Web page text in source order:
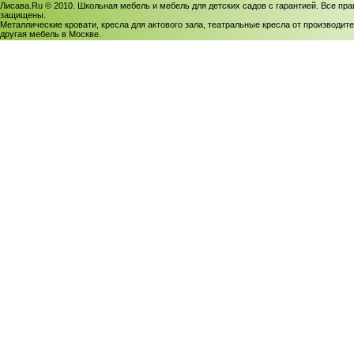
Лисава.Ru © 2010. Школьная мебель и мебель для детских садов с гарантией. Все
защищены.
Металлические кровати, кресла для актового зала, театральные кресла от
другая мебель в Москве.
Политика использования cookies/Соглашение на обработку персональных данных